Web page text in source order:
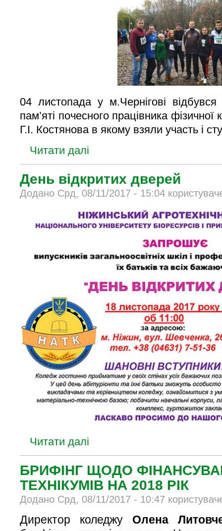
04 листопада у м.Чернігові відбувся
пам’яті почесного працівника фізичної
Г.І. Костянова в якому взяли участь і
Читати далі
День відкритих дверей
Додано Срд, 08/11/2017 - 15:04
Читати далі
БРИФІНГ ЩОДО
ТЕХНІКУМІВ НА 2018 РІК
Додано Срд, 08/11/2017 - 10:47
Директор коледжу Олена